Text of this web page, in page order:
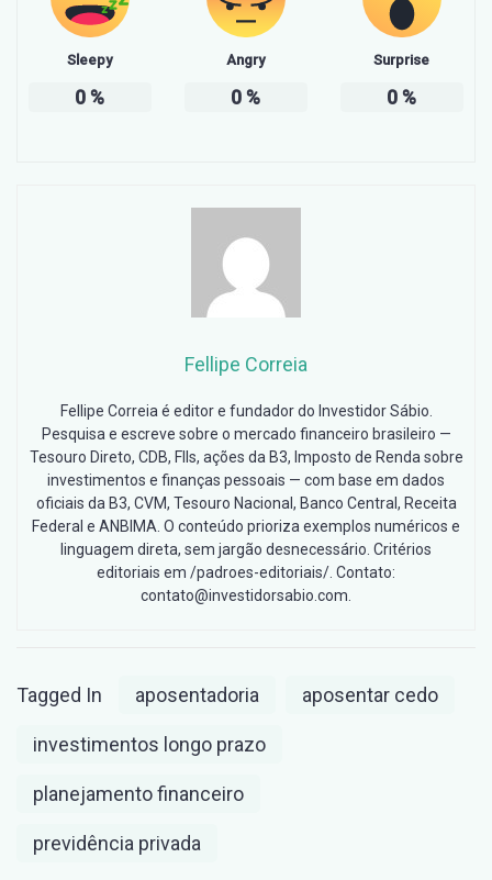
Sleepy
0%
Angry
0%
Surprise
0%
Fellipe Correia
Fellipe Correia é editor e fundador do Investidor Sábio.
Pesquisa e escreve sobre o mercado financeiro brasileiro —
Tesouro Direto, CDB, FIIs, ações da B3, Imposto de Renda sobre
investimentos e finanças pessoais — com base em dados
oficiais da B3, CVM, Tesouro Nacional, Banco Central, Receita
Federal e ANBIMA. O conteúdo prioriza exemplos numéricos e
linguagem direta, sem jargão desnecessário. Critérios
editoriais em /padroes-editoriais/. Contato:
contato@investidorsabio.com.
Tagged In aposentadoria aposentar cedo
investimentos longo prazo
planejamento financeiro
previdência privada